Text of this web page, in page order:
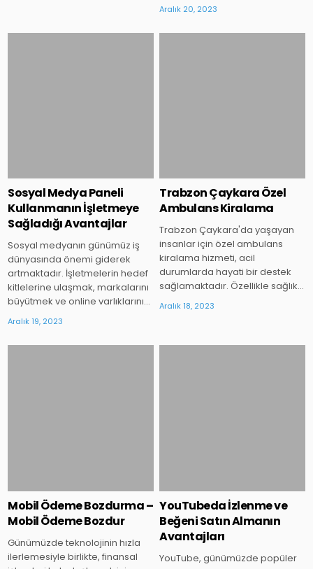
Aralık 20, 2023
Sosyal Medya Paneli
Kullanmanın İşletmeye
Sağladığı Avantajlar
Sosyal medyanın günümüz iş
dünyasında önemi giderek
artmaktadır. İşletmelerin hedef
kitlelerine ulaşmak, markalarını
büyütmek ve online varlıklarını…
Aralık 19, 2023
Trabzon Çaykara Özel
Ambulans Kiralama
Trabzon Çaykara'da yaşayan
insanlar için özel ambulans
kiralama hizmeti, acil
durumlarda hayati bir destek
sağlamaktadır. Özellikle sağlık…
Aralık 18, 2023
Mobil Ödeme Bozdurma –
Mobil Ödeme Bozdur
Günümüzde teknolojinin hızla
ilerlemesiyle birlikte, finansal
YouTubeda İzlenme ve
Beğeni Satın Almanın
Avantajları
YouTube, günümüzde popüler